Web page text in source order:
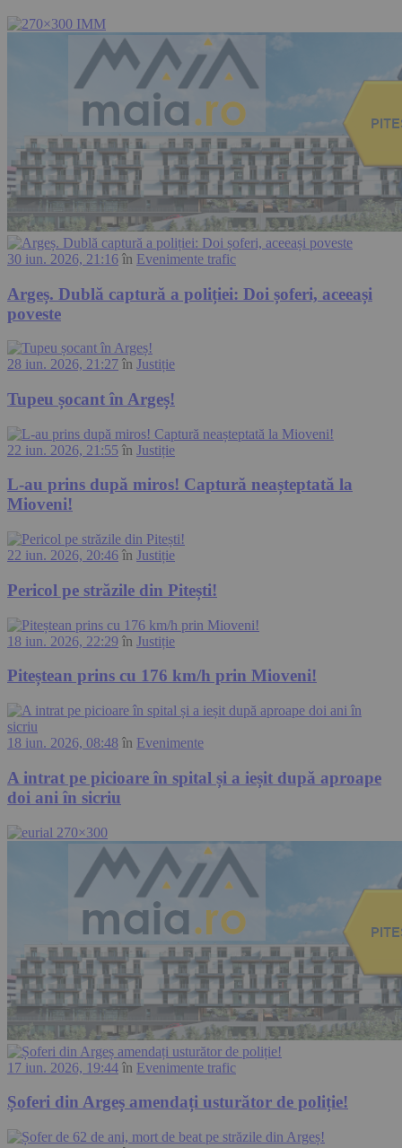
30 iun. 2026, 21:16 în Evenimente trafic
Argeș. Dublă captură a poliției: Doi șoferi, aceeași
poveste
28 iun. 2026, 21:27 în Justiție
Tupeu șocant în Argeș!
22 iun. 2026, 21:55 în Justiție
L-au prins după miros! Captură neașteptată la
Mioveni!
22 iun. 2026, 20:46 în Justiție
Pericol pe străzile din Pitești!
18 iun. 2026, 22:29 în Justiție
Piteștean prins cu 176 km/h prin Mioveni!
18 iun. 2026, 08:48 în Evenimente
A intrat pe picioare în spital și a ieșit după aproape
doi ani în sicriu
17 iun. 2026, 19:44 în Evenimente trafic
Șoferi din Argeș amendați usturător de poliție!